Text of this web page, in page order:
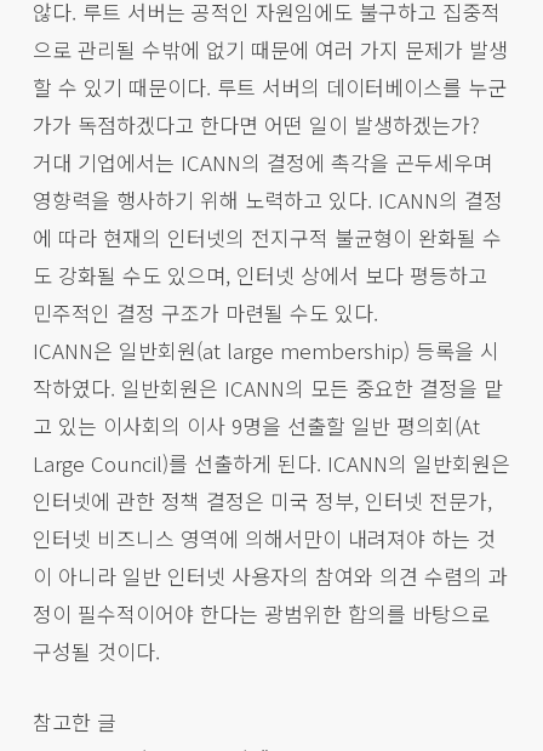
않다. 루트 서버는 공적인 자원임에도 불구하고 집중적
으로 관리될 수밖에 없기 때문에 여러 가지 문제가 발생
할 수 있기 때문이다. 루트 서버의 데이터베이스를 누군
가가 독점하겠다고 한다면 어떤 일이 발생하겠는가?
거대 기업에서는 ICANN의 결정에 촉각을 곤두세우며
영향력을 행사하기 위해 노력하고 있다. ICANN의 결정
에 따라 현재의 인터넷의 전지구적 불균형이 완화될 수
도 강화될 수도 있으며, 인터넷 상에서 보다 평등하고
민주적인 결정 구조가 마련될 수도 있다.
ICANN은 일반회원(at large membership) 등록을 시
작하였다. 일반회원은 ICANN의 모든 중요한 결정을 맡
고 있는 이사회의 이사 9명을 선출할 일반 평의회(At
Large Council)를 선출하게 된다. ICANN의 일반회원은
인터넷에 관한 정책 결정은 미국 정부, 인터넷 전문가,
인터넷 비즈니스 영역에 의해서만이 내려져야 하는 것
이 아니라 일반 인터넷 사용자의 참여와 의견 수렴의 과
정이 필수적이어야 한다는 광범위한 합의를 바탕으로
구성될 것이다.
참고한 글